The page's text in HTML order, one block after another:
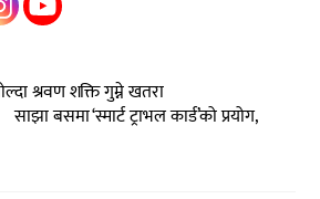
श्रवण शक्ति गुम्ने खतरा
साझा बसमा ‘स्मार्ट ट्राभल कार्ड’को प्रयोग,